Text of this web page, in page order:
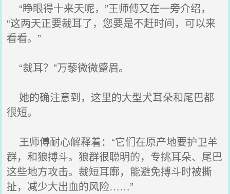
“睁眼得十来天呢，”王师傅又在一旁介绍，
“这两天正要裁耳了，您要是不赶时间，可以来
看看。”
“裁耳？”万藜微微蹙眉。
她的确注意到，这里的大型犬耳朵和尾巴都
很短。
王师傅耐心解释着：“它们在原产地要护卫羊
群，和狼搏斗。狼群很聪明的，专挑耳朵、尾巴
这些地方攻击。裁短耳廓，能避免搏斗时被撕
扯，减少大出血的风险……”